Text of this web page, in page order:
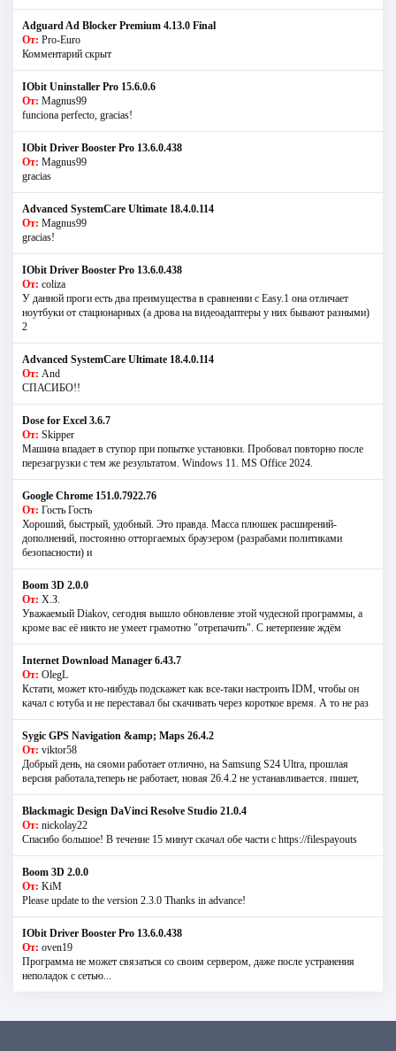
Adguard Ad Blocker Premium 4.13.0 Final
От: Pro-Euro
Комментарий скрыт
IObit Uninstaller Pro 15.6.0.6
От: Magnus99
funciona perfecto, gracias!
IObit Driver Booster Pro 13.6.0.438
От: Magnus99
gracias
Advanced SystemCare Ultimate 18.4.0.114
От: Magnus99
gracias!
IObit Driver Booster Pro 13.6.0.438
От: coliza
У данной проги есть два преимущества в сравнении с Easy.1 она отличает
ноутбуки от стационарных (а дрова на видеоадаптеры у них бывают разными)
2
Advanced SystemCare Ultimate 18.4.0.114
От: And
СПАСИБО!!
Dose for Excel 3.6.7
От: Skipper
Машина впадает в ступор при попытке установки. Пробовал повторно после
перезагрузки с тем же результатом. Windows 11. MS Offiсe 2024.
Google Chrome 151.0.7922.76
От: Гость Гость
Хороший, быстрый, удобный. Это правда. Масса плюшек расширений-
дополнений, постоянно отторгаемых браузером (разрабами политиками
безопасности) и
Boom 3D 2.0.0
От: Х.З.
Уважаемый Diakov, сегодня вышло обновление этой чудесной программы, а
кроме вас её никто не умеет грамотно "отрепачить". С нетерпение ждём
Internet Download Manager 6.43.7
От: OlegL
Кстати, может кто-нибудь подскажет как все-таки настроить IDM, чтобы он
качал с ютуба и не переставал бы скачивать через короткое время. А то не раз
Sygic GPS Navigation &amp; Maps 26.4.2
От: viktor58
Добрый день, на сяоми работает отлично, на Samsung S24 Ultra, прошлая
версия работала,теперь не работает, новая 26.4.2 не устанавливается. пишет,
Blackmagic Design DaVinci Resolve Studio 21.0.4
От: nickolay22
Спасибо большое! В течение 15 минут скачал обе части с https://filespayouts
Boom 3D 2.0.0
От: KiM
Please update to the version 2.3.0 Thanks in advance!
IObit Driver Booster Pro 13.6.0.438
От: oven19
Программа не может связаться со своим сервером, даже после устранения
неполадок с сетью...